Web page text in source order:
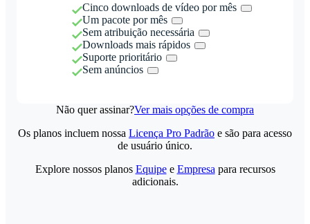
Cinco downloads de vídeo por mês
Um pacote por mês
Sem atribuição necessária
Downloads mais rápidos
Suporte prioritário
Sem anúncios
Não quer assinar?Ver mais opções de compra
Os planos incluem nossa Licença Pro Padrão e são para acesso
de usuário único.
Explore nossos planos Equipee Empresa para recursos
adicionais.